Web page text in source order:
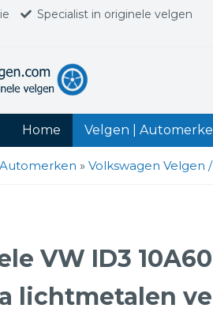
Specialist in originele velgen
Home Velgen |
Automerken » Volkswagen Velgen
VW ID3
lichtmetalen